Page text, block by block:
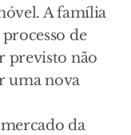
A família
de
previsto não
uma nova
da